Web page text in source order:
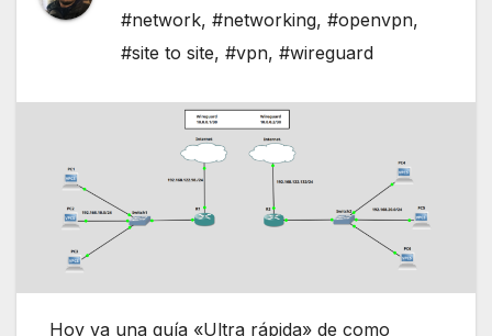
#network, #networking, #openvpn,
#site to site, #vpn, #wireguard
Hoy va una guía «Ultra rápida» de como